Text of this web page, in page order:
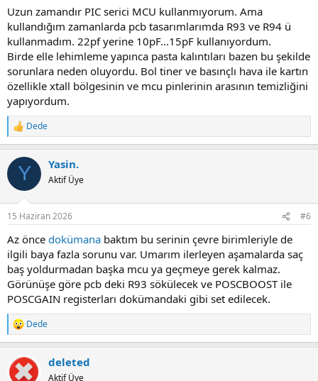
Uzun zamandır PIC serici MCU kullanmıyorum. Ama
kullandığım zamanlarda pcb tasarımlarımda R93 ve R94 ü
kullanmadım. 22pf yerine 10pF...15pF kullanıyordum.
Birde elle lehimleme yapınca pasta kalıntıları bazen bu şekilde
sorunlara neden oluyordu. Bol tiner ve basınçlı hava ile kartın
özellikle xtall bölgesinin ve mcu pinlerinin arasının temizliğini
yapıyordum.
R
e
c
i
s
Dede
Y Yasin.
Aktif Üye
15 Haziran 2026 #6
Az önce dokümana baktım bu serinin çevre birimleriyle de
ilgili baya fazla sorunu var. Umarım ilerleyen aşamalarda saç
baş yoldurmadan başka mcu ya geçmeye gerek kalmaz.
Görünüşe göre pcb deki R93 sökülecek ve POSCBOOST ile
POSCGAIN registerları dokümandaki gibi set edilecek.
R
e
c
Dede
deleted
Aktif Üye